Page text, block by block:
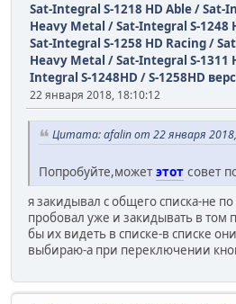
Sat-Integral S-1218 HD Able / Sat-
Heavy Metal / Sat-Integral S-1248
Sat-Integral S-1258 HD Racing /
Heavy Metal / Sat-Integral S-1311
Integral S-1248HD / S-1258HD
22 января 2018, 18:10:12
Цитата: afalin от 22 января
Попробуйте,можетэтот совет
я закидывал с общего списка-не
пробовал уже и закидывать в том
бы их видеть в списке-в списке
выбираю-а при переключении